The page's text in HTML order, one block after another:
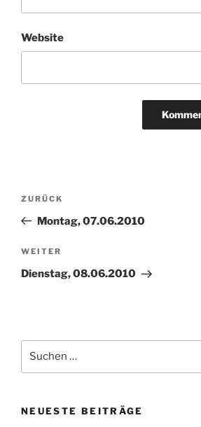
Website
Beitragsnavigation
Vorheriger
Beitrag
ZURÜCK
Montag, 07.06.2010
Nächster
Beitrag
WEITER
Dienstag, 08.06.2010
nach:
NEUESTE BEITRÄGE